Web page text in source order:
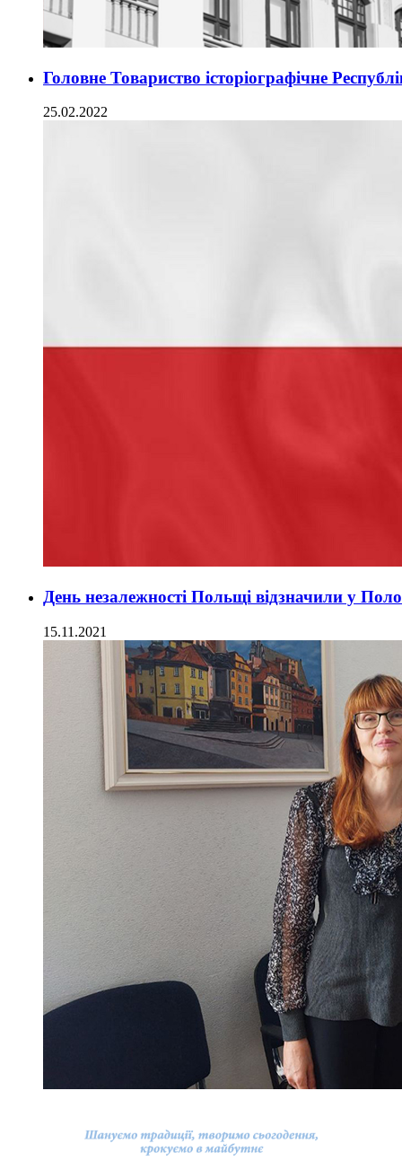
Головне Товариство історіографічне
25.02.2022
День незалежності Польщі відзначили у
15.11.2021